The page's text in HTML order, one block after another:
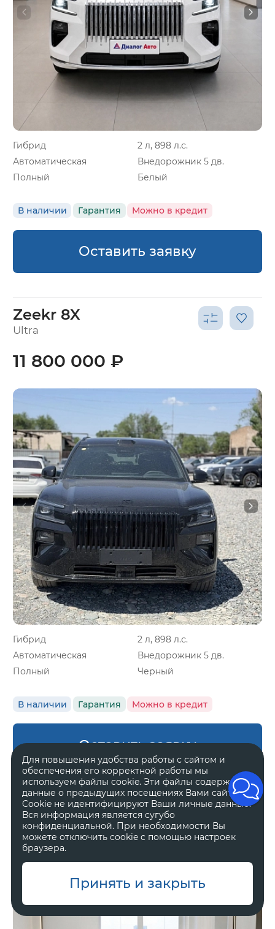
Гибрид
2 л, 898 л.с.
Автоматическая
Внедорожник 5 дв.
Полный
Белый
В наличии Гарантия Можно в кредит
Оставить заявку
Zeekr 8X
Ultra
Гибрид
2 л, 898 л.с.
Автоматическая
Внедорожник 5 дв.
Полный
Черный
В наличии Гарантия Можно в кредит
11 800 000 ₽
Оставить заявку
Zeekr 8X
Ultra
11 800 000 ₽
Для повышения удобства работы с сайтом и
обеспечения его корректной работы мы
используем файлы cookie. Эти файлы содержат
данные о предыдущих посещениях Вами сайта.
Cookie не идентифицируют Ваши личные данные.
Вся информация является сугубо
конфиденциальной. При необходимости Вы
можете отключить cookie с помощью настроек
браузера.
Принять и закрыть